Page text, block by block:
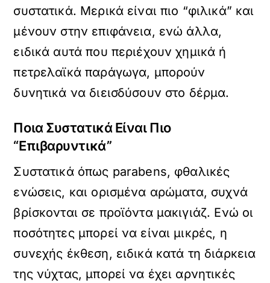
συστατικά. Μερικά είναι πιο “φιλικά” και
μένουν στην επιφάνεια, ενώ άλλα,
ειδικά αυτά που περιέχουν χημικά ή
πετρελαϊκά παράγωγα, μπορούν
δυνητικά να διεισδύσουν στο δέρμα.
Ποια Συστατικά Είναι Πιο
“Επιβαρυντικά”
Συστατικά όπως parabens, φθαλικές
ενώσεις, και ορισμένα αρώματα, συχνά
βρίσκονται σε προϊόντα μακιγιάζ. Ενώ οι
ποσότητες μπορεί να είναι μικρές, η
συνεχής έκθεση, ειδικά κατά τη διάρκεια
της νύχτας, μπορεί να έχει αρνητικές